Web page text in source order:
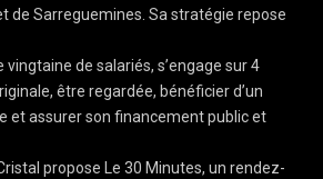
de Sarreguemines. Sa stratégie repose
vingtaine de salariés, s’engage sur 4
être regardée, bénéficier d’un
et assurer son financement public et
propose Le 30 Minutes, un rendez-